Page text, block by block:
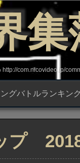
集
com.nicovideo.jp/
グバトルランキン
ップ